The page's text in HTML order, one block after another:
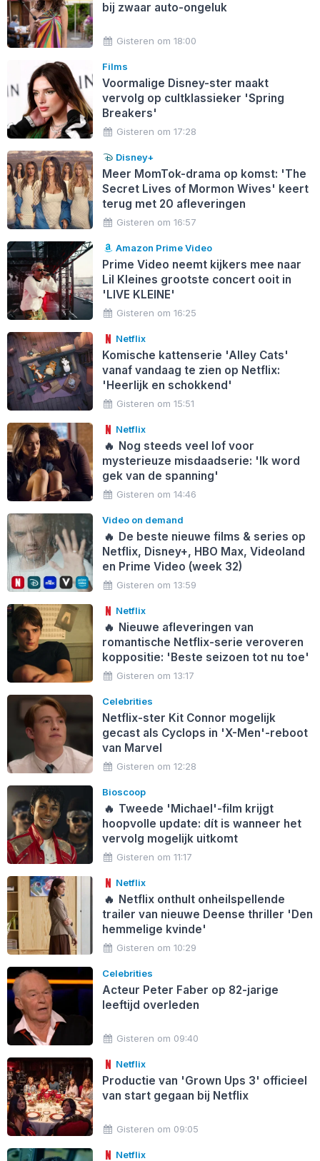
bij zwaar auto-ongeluk
Gisteren om 18:00
Films
Voormalige Disney-ster maakt
vervolg op cultklassieker 'Spring
Breakers'
Gisteren om 17:28
Disney+
Meer MomTok-drama op komst: 'The
Secret Lives of Mormon Wives' keert
terug met 20 afleveringen
Gisteren om 16:57
Amazon Prime Video
Prime Video neemt kijkers mee naar
Lil Kleines grootste concert ooit in
'LIVE KLEINE'
Gisteren om 16:25
Netflix
Komische kattenserie 'Alley Cats'
vanaf vandaag te zien op Netflix:
'Heerlijk en schokkend'
Gisteren om 15:51
Netflix
🔥 Nog steeds veel lof voor
mysterieuze misdaadserie: 'Ik word
gek van de spanning'
Gisteren om 14:46
Video on demand
🔥 De beste nieuwe films & series op
Netflix, Disney+, HBO Max, Videoland
en Prime Video (week 32)
Gisteren om 13:59
Netflix
🔥 Nieuwe afleveringen van
romantische Netflix-serie veroveren
koppositie: 'Beste seizoen tot nu toe'
Gisteren om 13:17
Celebrities
Netflix-ster Kit Connor mogelijk
gecast als Cyclops in 'X-Men'-reboot
van Marvel
Gisteren om 12:28
Bioscoop
🔥 Tweede 'Michael'-film krijgt
hoopvolle update: dít is wanneer het
vervolg mogelijk uitkomt
Gisteren om 11:17
Netflix
🔥 Netflix onthult onheilspellende
trailer van nieuwe Deense thriller 'Den
hemmelige kvinde'
Gisteren om 10:29
Celebrities
Acteur Peter Faber op 82-jarige
leeftijd overleden
Gisteren om 09:40
Netflix
Productie van 'Grown Ups 3' officieel
van start gegaan bij Netflix
Gisteren om 09:05
Netflix